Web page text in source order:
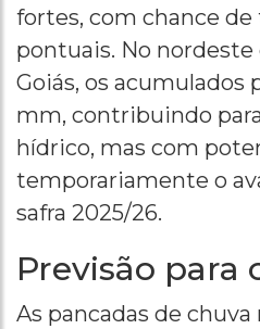
fortes, com chance
pontuais. No
Goiás, os acumulados
mm, contribuindo
hídrico, mas com
temporariamente o
safra 2025/26.
Previsão para
As pancadas de chuva